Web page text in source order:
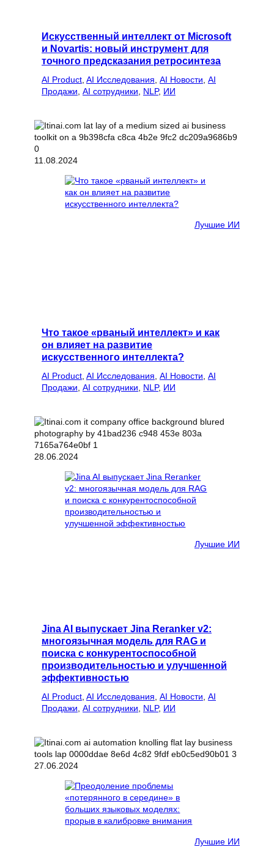
Искусственный интеллект от Microsoft
и Novartis: новый инструмент для
точного предсказания ретросинтеза
AI Product AI Исследования AI Новости AI
Продажи AI сотрудники NLP, ИИ
11.08.2024
Лучшие ИИ
Что такое «рваный интеллект» и как
он влияет на развитие
искусственного интеллекта?
AI Product AI Исследования AI Новости AI
Продажи AI сотрудники NLP, ИИ
28.06.2024
Лучшие ИИ
Jina AI выпускает Jina Reranker v2:
многоязычная модель для RAG и
поиска с конкурентоспособной
производительностью и улучшенной
эффективностью
AI Product AI Исследования AI Новости AI
Продажи AI сотрудники NLP, ИИ
27.06.2024
Лучшие ИИ